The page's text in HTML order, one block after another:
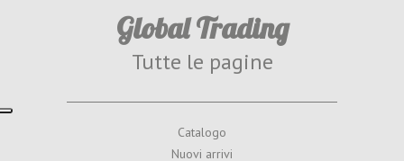
Global Trading
Tutte le pagine
Catalogo
Nuovi arrivi